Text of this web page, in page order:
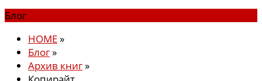
Блог
HOME»
Блог»
Архив книг»